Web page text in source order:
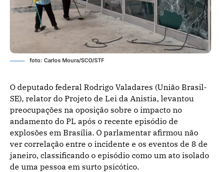
foto: Carlos Moura/SCO/STF
O deputado federal Rodrigo Valadares (União Brasil-
SE), relator do Projeto de Lei da Anistia, levantou
preocupações na oposição sobre o impacto no
andamento do PL após o recente episódio de
explosões em Brasília. O parlamentar afirmou não
ver correlação entre o incidente e os eventos de 8 de
janeiro, classificando o episódio como um ato isolado
de uma pessoa em surto psicótico.